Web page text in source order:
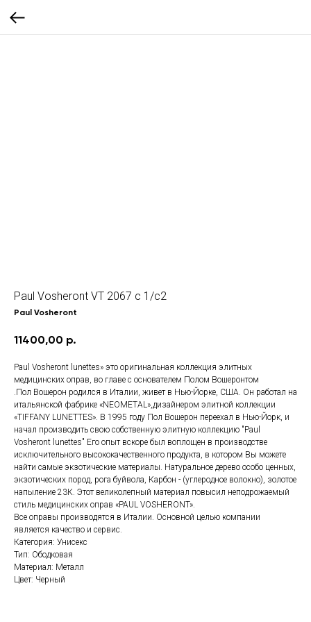
Paul Vosheront VT 2067 c 1/c2
Paul Vosheront
11400,00 р.
Paul Vosheront lunettes» это оригинальная коллекция элитных
медицинских оправ, во главе с основателем Полом Вошеронтом
.Пол Вошерон родился в Италии, живет в Нью-Йорке, США. Он работал на
итальянской фабрике «NEOMETAL»,дизайнером элитной коллекции
«TIFFANY LUNETTES». В 1995 году Пол Вошерон переехал в Нью-Йорк, и
начал производить свою собственную элитную коллекцию "Paul
Vosheront lunettes" Его опыт вскоре был воплощен в производстве
исключительного высококачественного продукта, в котором Вы можете
найти самые экзотические материалы. Натуральное дерево особо ценных,
экзотических пород, рога буйвола, Карбон - (углеродное волокно), золотое
напыление 23К. Этот великолепный материал повысил неподрожаемый
стиль медицинских оправ «PAUL VOSHERONT».
Все оправы производятся в Италии. Основной целью компании
является качество и сервис.
Категория: Унисекс
Тип: Ободковая
Материал: Металл
Цвет: Черный